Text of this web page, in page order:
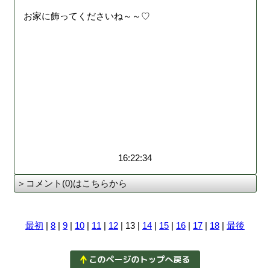
お家に飾ってくださいね～～♡
16:22:34
＞コメント(0)はこちらから
最初 | 8 | 9 | 10 | 11 | 12 | 13 | 14 | 15 | 16 | 17 | 18 | 最後